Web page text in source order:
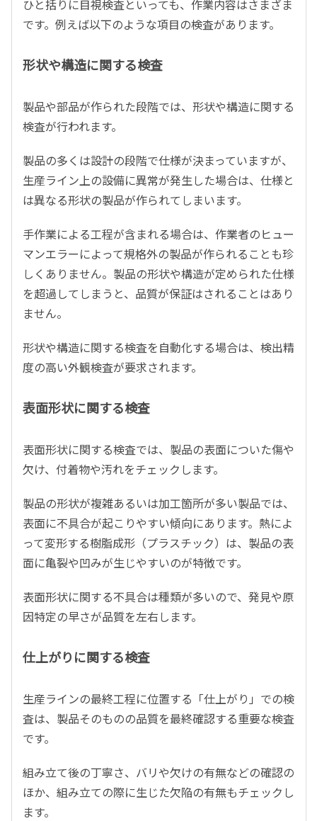
ひと括りに目視検査といっても、作業内容はさまざま
です。例えば以下のような項目の検査があります。
形状や構造に関する検査
製品や部品が作られた段階では、形状や構造に関する
検査が行われます。
製品の多くは設計の段階で仕様が決まっていますが、
生産ライン上の設備に異常が発生した場合は、仕様と
は異なる形状の製品が作られてしまいます。
手作業による工程が含まれる場合は、作業者のヒュー
マンエラーによって規格外の製品が作られることも珍
しくありません。製品の形状や構造が定められた仕様
を超過してしまうと、品質が保証はされることはあり
ません。
形状や構造に関する検査を自動化する場合は、検出精
度の高い外観検査が要求されます。
表面形状に関する検査
表面形状に関する検査では、製品の表面についた傷や
欠け、付着物や汚れをチェックします。
製品の形状が複雑あるいは加工箇所が多い製品では、
表面に不具合が起こりやすい傾向にあります。熱によ
って変形する樹脂成形（プラスチック）は、製品の表
面に亀裂や凹みが生じやすいのが特徴です。
表面形状に関する不具合は種類が多いので、発見や原
因特定の早さが品質を左右します。
仕上がりに関する検査
生産ラインの最終工程に位置する「仕上がり」での検
査は、製品そのものの品質を最終確認する重要な検査
です。
組み立て後の丁寧さ、バリや欠けの有無などの確認の
ほか、組み立ての際に生じた欠陥の有無もチェックし
ます。